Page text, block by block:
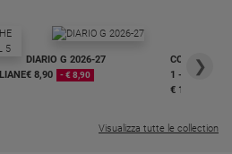
DIARIO G 2026-27
€ 8,90
- € 8,90
COLLANA
1 - 2
€ 18,50
❯
Visualizza tutte le collection